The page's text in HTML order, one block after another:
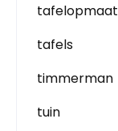
tafelopmaat
tafels
timmerman
tuin